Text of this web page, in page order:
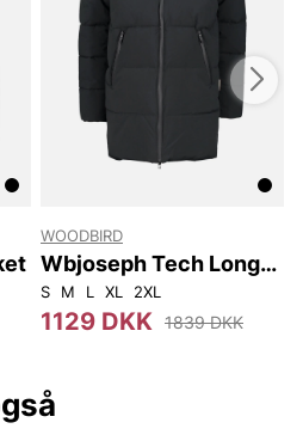
WOODBIRD
Wbjoseph Tech Long
Jacket
S M L XL 2XL
1129 DKK 1839 DKK